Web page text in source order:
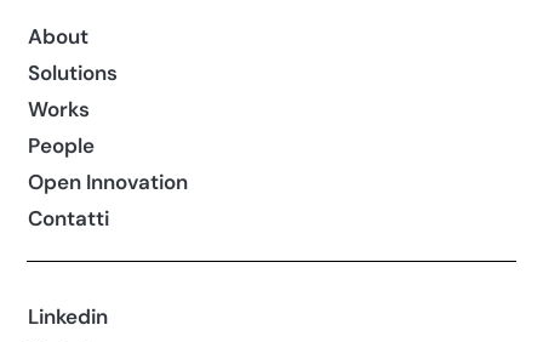
About
Solutions
Works
People
Open Innovation
Contatti
Linkedin